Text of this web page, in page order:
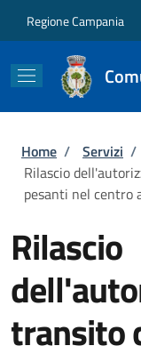
Regione Campania
Briciole
Home / Servizi /
Rilascio
pesanti nel centro
Rilascio
transito